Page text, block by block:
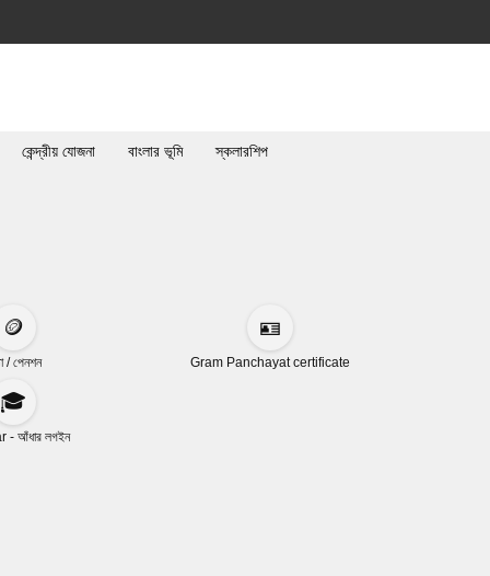
কেন্দ্রীয় যোজনা বাংলার ভূমি স্কলারশিপ
🪙
/ পেনশন
🪪
Gram Panchayat certificate
🎓
- আঁধার লগইন